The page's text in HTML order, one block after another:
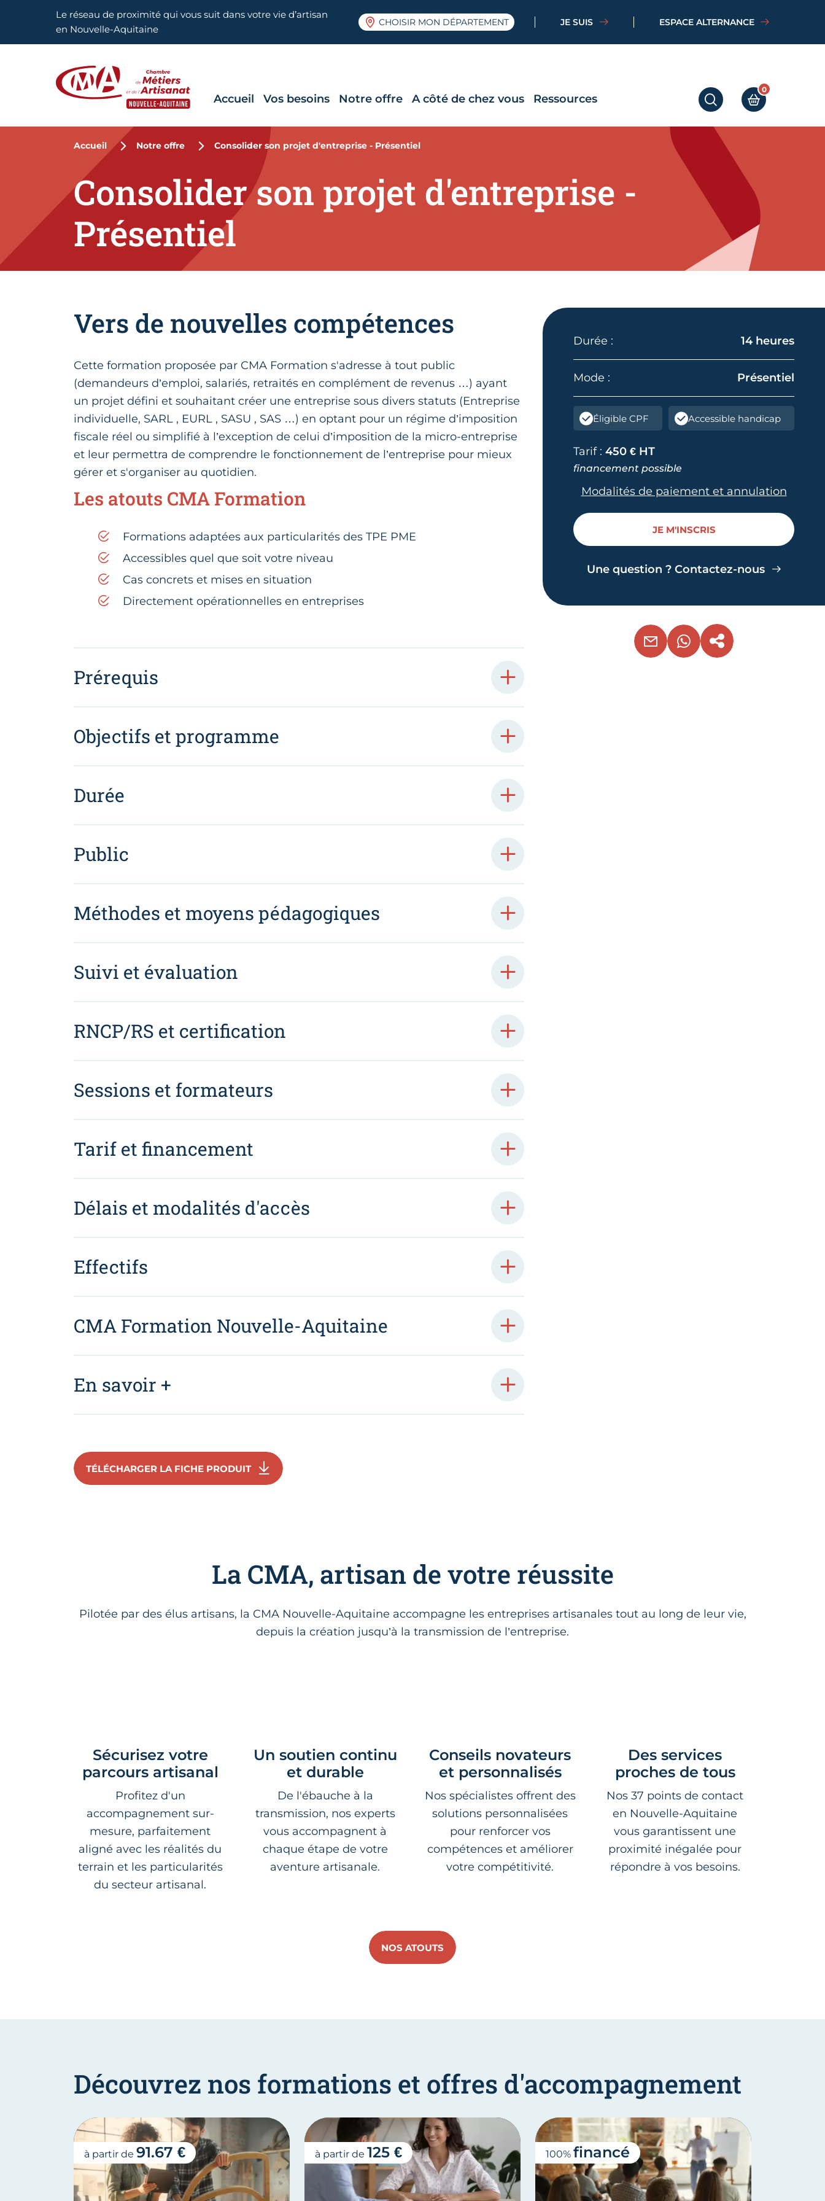
Aller en haut de pageLe réseau de proximité qui vous suit dans votre vie d’artisan
en Nouvelle-Aquitaine
CHOISIR MON DÉPARTEMENT JE SUIS ESPACE ALTERNANCE
RECHERCHERMON PANIER
0
Accueil Vos besoins Notre offre A côté de chez vous Ressources
Accueil Notre offre Consolider son projet d'entreprise - Présentiel
Consolider son projet d'entreprise -
Présentiel
Durée : 14 heures
Mode : Présentiel
Éligible CPF Accessible handicap
Tarif : 450 € HT
financement possible
Modalités de paiement et annulation
JE M'INSCRIS
Une question ? Contactez-nous
EMAIL WHATSAPPCOPIER LE LIEN
Vers de nouvelles compétences
Cette formation proposée par CMA Formation s'adresse à tout public
(demandeurs d’emploi, salariés, retraités en complément de revenus …) ayant
un projet défini et souhaitant créer une entreprise sous divers statuts (Entreprise
individuelle, SARL , EURL , SASU , SAS …) en optant pour un régime d’imposition
fiscale réel ou simplifié à l’exception de celui d’imposition de la micro-entreprise
et leur permettra de comprendre le fonctionnement de l’entreprise pour mieux
gérer et s'organiser au quotidien.
Les atouts CMA Formation
Formations adaptées aux particularités des TPE PME
Accessibles quel que soit votre niveau
Cas concrets et mises en situation
Directement opérationnelles en entreprises
Prérequis
Objectifs et programme
Durée
Public
Méthodes et moyens pédagogiques
Suivi et évaluation
RNCP/RS et certification
Sessions et formateurs
Tarif et financement
Délais et modalités d'accès
Effectifs
CMA Formation Nouvelle-Aquitaine
En savoir +
TÉLÉCHARGER LA FICHE PRODUIT
La CMA, artisan de votre réussite
Pilotée par des élus artisans, la CMA Nouvelle-Aquitaine accompagne les entreprises artisanales tout au long de leur vie,
depuis la création jusqu’à la transmission de l’entreprise.
Sécurisez votre
parcours artisanal
Profitez d'un
accompagnement sur-
mesure, parfaitement
aligné avec les réalités du
terrain et les particularités
du secteur artisanal.
Un soutien continu
et durable
De l'ébauche à la
transmission, nos experts
vous accompagnent à
chaque étape de votre
aventure artisanale.
Conseils novateurs
et personnalisés
Nos spécialistes offrent des
solutions personnalisées
pour renforcer vos
compétences et améliorer
votre compétitivité.
Des services
proches de tous
Nos 37 points de contact
en Nouvelle-Aquitaine
vous garantissent une
proximité inégalée pour
répondre à vos besoins.
NOS ATOUTS
Découvrez nos formations et offres d'accompagnement
à partir de 91.67 € à partir de 125 € 100% financé